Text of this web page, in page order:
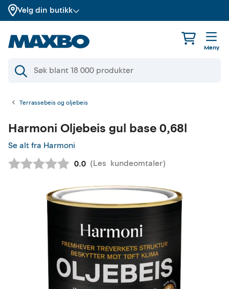
Velg din butikk
Meny
Terrassebeis og oljebeis
Harmoni Oljebeis gul base 0,68l
Se alt fra Harmoni
Gjennomsnittskarakter:
0.0 (Les kundeomtaler)